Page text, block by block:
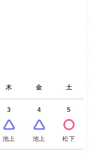
木 金 土
3
池上
4
池上
5
松下